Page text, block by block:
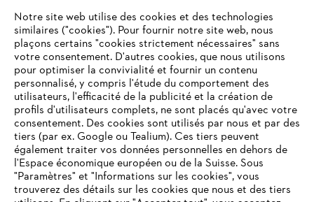
L'Entreprise
Questions fréquentes
Service
VOTRE NAVIGATEUR INTERNET
Notre site web utilise des cookies et des technologies
similaires ("cookies"). Pour fournir notre site web, nous
plaçons certains "cookies strictement nécessaires" sans
votre consentement. D'autres cookies, que nous utilisons
pour optimiser la convivialité et fournir un contenu
personnalisé, y compris l'étude du comportement des
utilisateurs, l'efficacité de la publicité et la création de
profils d'utilisateurs complets, ne sont placés qu'avec votre
consentement. Des cookies sont utilisés par nous et par des
tiers (par ex. Google ou Tealium). Ces tiers peuvent
également traiter vos données personnelles en dehors de
l'Espace économique européen ou de la Suisse. Sous
"Paramètres" et "Informations sur les cookies", vous
trouverez des détails sur les cookies que nous et des tiers